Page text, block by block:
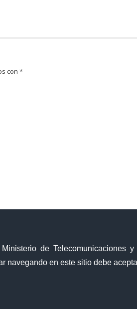
de Telecomunicaciones
navegando en este sitio debe
con*